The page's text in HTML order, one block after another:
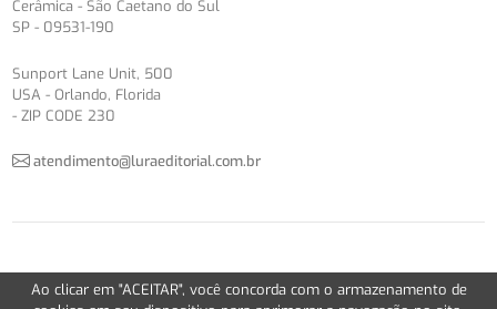
Cerâmica - São Caetano do Sul
SP - 09531-190
Sunport Lane Unit, 500
USA - Orlando, Florida
- ZIP CODE 230
atendimento@luraeditorial.com.br
© Copyright 2012-2026 -Política de Privacidade
Version 2.5.1
Ao clicar em "ACEITAR", você concorda com o armazenamento de